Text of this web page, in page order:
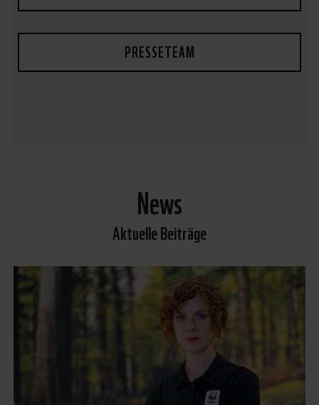
PRESSETEAM
News
Aktuelle Beiträge